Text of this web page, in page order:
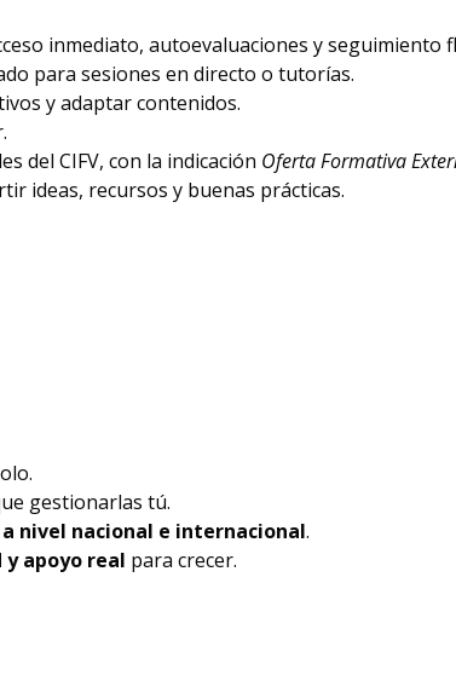
inmediato, autoevaluaciones y seguimiento
para sesiones en directo o tutorías.
y adaptar contenidos.
del CIFV, con la indicación Oferta Formativa
ideas, recursos y buenas prácticas.
gestionarlas tú.
nivel nacional e internacional.
apoyo real para crecer.